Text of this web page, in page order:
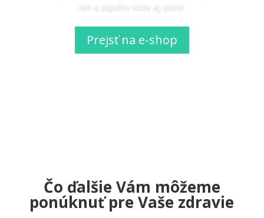
rán a zápalov kože aj slizníc
Prejsť na e-shop
Čo ďalšie Vám môžeme
ponúknuť pre Vaše zdravie